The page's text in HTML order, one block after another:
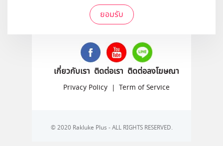
ยอมรับ
ติดตามเราได้ที่
เกี่ยวกับเรา ติดต่อเรา ติดต่อลงโฆษณา
Privacy Policy | Term of Service
© 2020 Rakluke Plus - ALL RIGHTS RESERVED.